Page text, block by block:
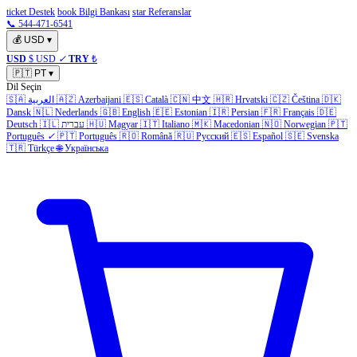
ticket Destek book Bilgi Bankası star Referanslar
📞 544-471-6541
💰 USD ▾
USD $ USD ✓ TRY ₺
🇵🇹 PT ▾
Dil Seçin
🇸🇦 العربية 🇦🇿 Azerbaijani 🇪🇸 Català 🇨🇳 中文 🇭🇷 Hrvatski 🇨🇿 Čeština 🇩🇰
Dansk 🇳🇱 Nederlands 🇬🇧 English 🇪🇪 Estonian 🇮🇷 Persian 🇫🇷 Français 🇩🇪
Deutsch 🇮🇱 עברית 🇭🇺 Magyar 🇮🇹 Italiano 🇲🇰 Macedonian 🇳🇴 Norwegian 🇵🇹
Português ✓ 🇵🇹 Português 🇷🇴 Română 🇷🇺 Русский 🇪🇸 Español 🇸🇪 Svenska
🇹🇷 Türkçe 🌐 Українська